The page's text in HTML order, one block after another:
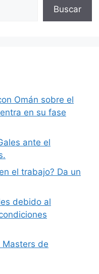
Buscar
Omán sobre el
en su fase
ante el
el trabajo? Da un
debido al
Masters de